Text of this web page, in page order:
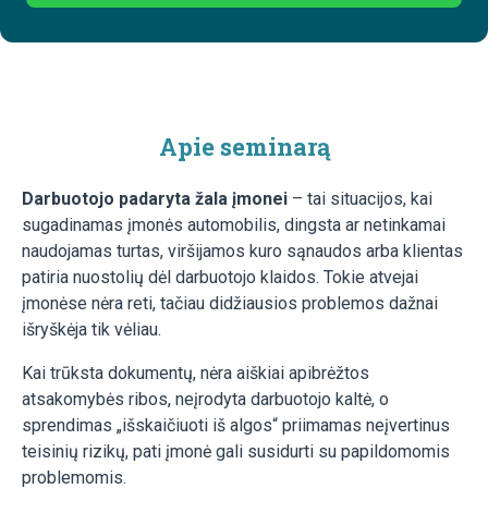
Apie seminarą
Darbuotojo padaryta žala įmonei – tai situacijos, kai
sugadinamas įmonės automobilis, dingsta ar netinkamai
naudojamas turtas, viršijamos kuro sąnaudos arba klientas
patiria nuostolių dėl darbuotojo klaidos. Tokie atvejai
įmonėse nėra reti, tačiau didžiausios problemos dažnai
išryškėja tik vėliau.
Kai trūksta dokumentų, nėra aiškiai apibrėžtos
atsakomybės ribos, neįrodyta darbuotojo kaltė, o
sprendimas „išskaičiuoti iš algos“ priimamas neįvertinus
teisinių rizikų, pati įmonė gali susidurti su papildomomis
problemomis.